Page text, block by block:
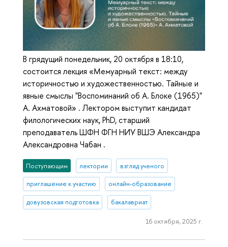
В грядущий понедельник, 20 октября в 18:10,
состоится лекция «Мемуарный текст: между
историчностью и художественностью. Тайные и
явные смыслы "Воспоминаний об А. Блоке (1965)"
А. Ахматовой» . Лектором выступит кандидат
филологических наук, PhD, старший
преподаватель ШФН ФГН НИУ ВШЭ Александра
Александровна Чабан .
Поступающим лектории взгляд ученого
приглашение к участию онлайн-образование
довузовская подготовка бакалавриат
16 октября, 2025 г.